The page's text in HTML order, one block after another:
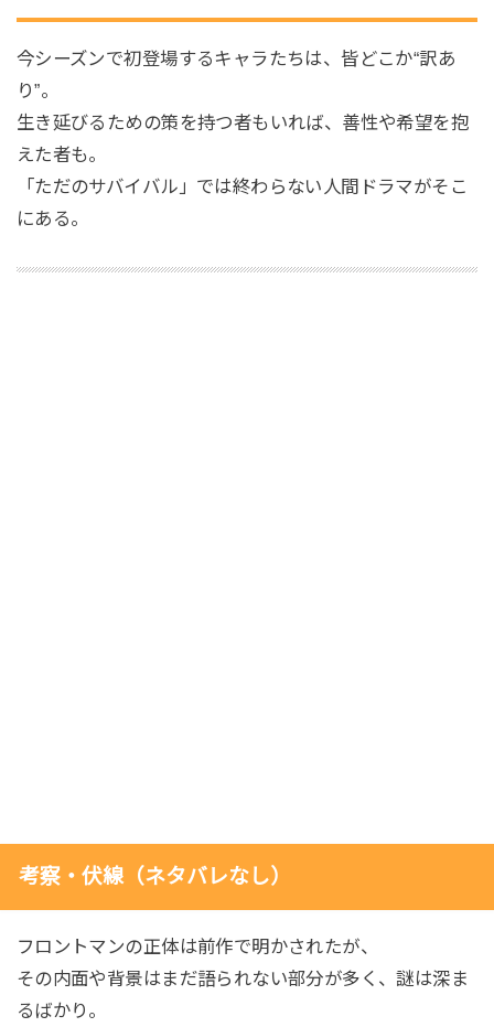
今シーズンで初登場するキャラたちは、皆どこか“訳あ
り”。
生き延びるための策を持つ者もいれば、善性や希望を抱
えた者も。
「ただのサバイバル」では終わらない人間ドラマがそこ
にある。
考察・伏線（ネタバレなし）
フロントマンの正体は前作で明かされたが、
その内面や背景はまだ語られない部分が多く、謎は深ま
るばかり。